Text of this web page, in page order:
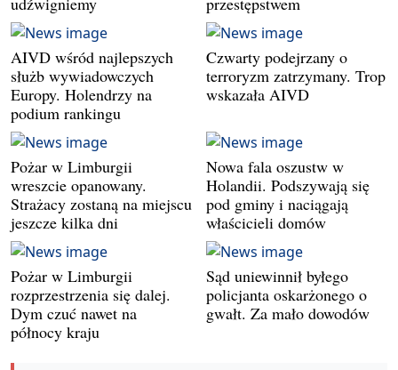
AIVD wśród najlepszych
służb wywiadowczych
Europy. Holendrzy na
podium rankingu
Czwarty podejrzany o
terroryzm zatrzymany. Trop
wskazała AIVD
Pożar w Limburgii
wreszcie opanowany.
Strażacy zostaną na miejscu
jeszcze kilka dni
Nowa fala oszustw w
Holandii. Podszywają się
pod gminy i naciągają
właścicieli domów
Pożar w Limburgii
rozprzestrzenia się dalej.
Dym czuć nawet na
północy kraju
Sąd uniewinnił byłego
policjanta oskarżonego o
gwałt. Za mało dowodów